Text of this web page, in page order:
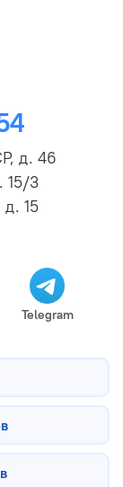
д. 46
15/3
д. 15
Telegram